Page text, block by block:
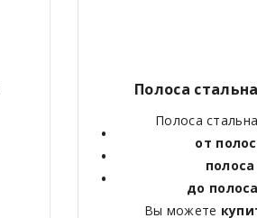
Полоса
Полоса
от
полоса
до
Вы можете